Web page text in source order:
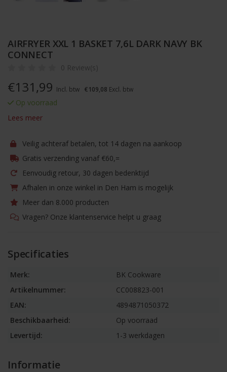
AIRFRYER XXL 1 BASKET 7,6L DARK NAVY BK
CONNECT
0 Review(s)
€131,99 Incl. btw €109,08 Excl. btw
Op voorraad
Lees meer
Veilig achteraf betalen, tot 14 dagen na aankoop
Gratis verzending vanaf €60,=
Eenvoudig retour, 30 dagen bedenktijd
Afhalen in onze winkel in Den Ham is mogelijk
Meer dan 8.000 producten
Vragen? Onze klantenservice helpt u graag
Specificaties
Merk:
BK Cookware
Artikelnummer:
CC008823-001
EAN:
4894871050372
Beschikbaarheid:
Op voorraad
Levertijd:
1-3 werkdagen
Informatie